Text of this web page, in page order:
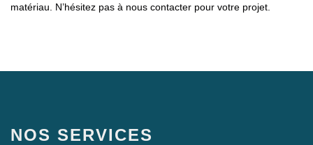
matériau. N’hésitez pas à nous contacter pour votre projet.
NOS SERVICES